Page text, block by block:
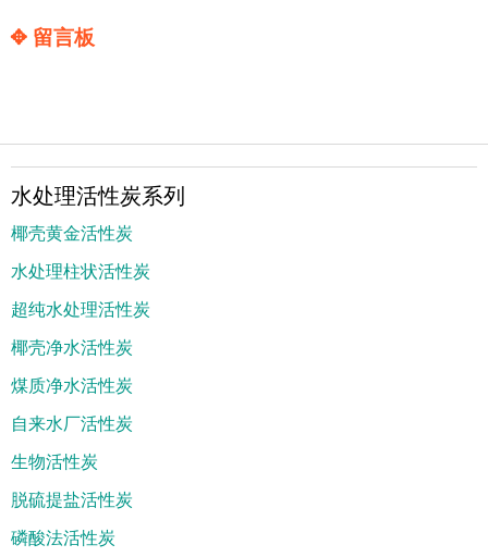
✥ 留言板
水处理活性炭系列
椰壳黄金活性炭
水处理柱状活性炭
超纯水处理活性炭
椰壳净水活性炭
煤质净水活性炭
自来水厂活性炭
生物活性炭
脱硫提盐活性炭
磷酸法活性炭